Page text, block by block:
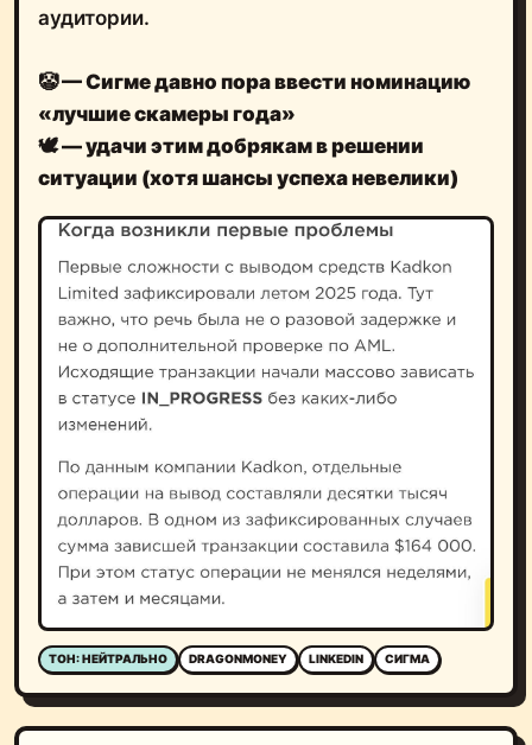
аудитории.
🤡— Сигме давно пора ввести номинацию
«лучшие скамеры года»
🕊️ — удачи этим добрякам в решении
ситуации (хотя шансы успеха невелики)
ТОН: НЕЙТРАЛЬНО DRAGONMONEY LINKEDIN СИГМА